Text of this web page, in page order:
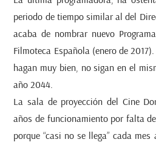
periodo de tiempo similar al del
acaba de nombrar nuevo
Filmoteca Española (enero de
hagan muy bien, no sigan en el
año 2044.
La sala de proyección del Cine
años de funcionamiento por falta
porque “casi no se llega” cada